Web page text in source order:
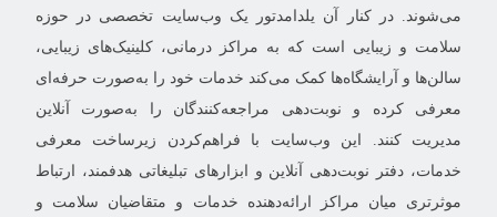
می‌شوند. در کنار آن یلدامدتور یک وب‌سایت تخصصی در حوزه
سلامت و زیبایی است که به مراکز درمانی، کلینیک‌های زیبایی،
سالن‌ها و آرایشگاه‌ها کمک می‌کند خدمات خود را به‌صورت حرفه‌ای
معرفی کرده و نوبت‌دهی مراجعه‌کنندگان را به‌صورت آنلاین
مدیریت کنند. این وب‌سایت با فراهم‌کردن زیرساخت معرفی
خدمات، دفتر نوبت‌دهی آنلاین و ابزارهای تبلیغاتی هدفمند، ارتباط
موثرتری میان مراکز ارائه‌دهنده خدمات و متقاضیان سلامت و